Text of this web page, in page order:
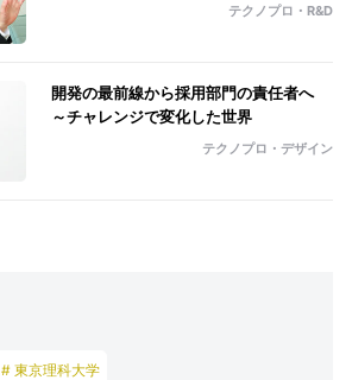
テクノプロ・R&D
開発の最前線から採用部門の責任者へ
～チャレンジで変化した世界
テクノプロ・デザイン
# 東京理科大学